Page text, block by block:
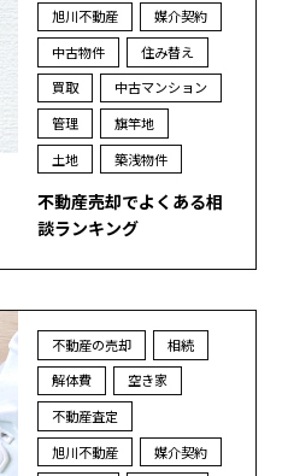
旭川不動産
媒介契約
中古物件
住み替え
買取
中古マンション
管理
旗竿地
土地
築浅物件
不動産売却でよくある相
談ランキング
不動産の売却
相続
解体費
空き家
不動産査定
旭川不動産
媒介契約